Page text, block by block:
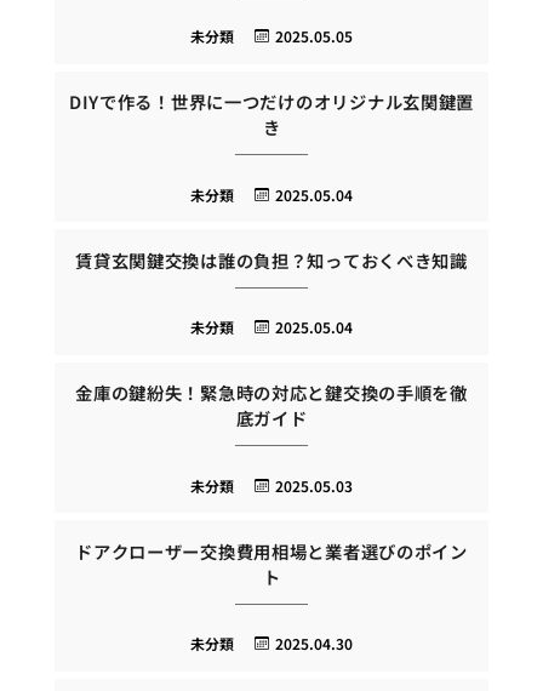
2025.05.05
未分類
DIYで作る！世界に一つだけのオリジナル玄関鍵置
き
2025.05.04
未分類
賃貸玄関鍵交換は誰の負担？知っておくべき知識
2025.05.04
未分類
金庫の鍵紛失！緊急時の対応と鍵交換の手順を徹
底ガイド
2025.05.03
未分類
ドアクローザー交換費用相場と業者選びのポイン
ト
2025.04.30
未分類